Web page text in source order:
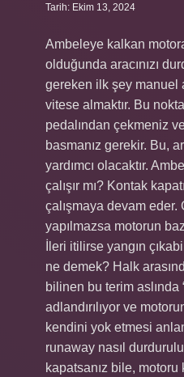
Tarih: Ekim 13, 2024
Ambeleye kalkan
olduğunda aracınızı
gereken ilk şey manuel
vitese almaktır. Bu
pedalından çekmeniz
basmanız gerekir. Bu,
yardımcı olacaktır.
çalışır mı? Kontak
çalışmaya devam
yapılmazsa motorun
İleri itilirse yangın
ne demek? Halk
bilinen bu terim aslında
adlandırılıyor ve
kendini yok etmesi
runaway nasıl
kapatsanız bile,